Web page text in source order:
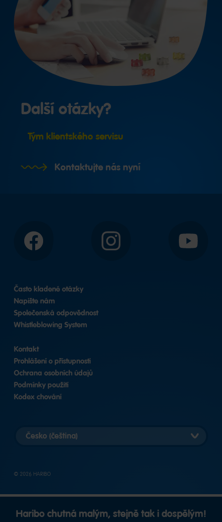
Další otázky?
Tým klientského servisu
Kontaktujte nás nyní
Facebook Instagram YouTube
Často kladené otázky
Napište nám
Společenská odpovědnost
Whistleblowing System
Kontakt
Prohlášení o přístupnosti
Ochrana osobních údajů
Podmínky použití
Kodex chování
Vybrat
zemi
© 2026 HARIBO
Haribo chutná malým, stejně tak i dospělým!